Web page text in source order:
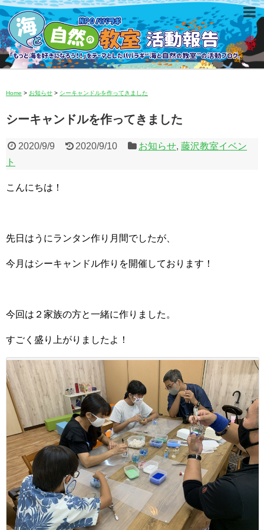
Home > お知らせ > シーキャンドルを作ってきました
シーキャンドルを作ってきました
2020/9/9 2020/9/10 お知らせ,藤沢教室イベン
ト
こんにちは！
先日はうにランタン作り月間でしたが、
今月はシーキャンドル作りを開催しております！
今回は２家族の方と一緒に作りました。
すごく盛り上がりましたよ！